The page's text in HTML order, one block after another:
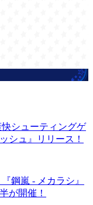
シューティングゲ
シュ』リリース！
鋼嵐 - メカラシ』
が開催！